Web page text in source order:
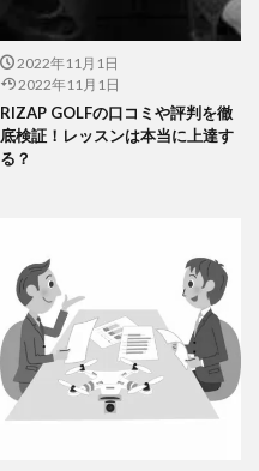
2022年11月1日
2022年11月1日
RIZAP GOLFの口コミや評判を徹
底検証！レッスンは本当に上達す
る？